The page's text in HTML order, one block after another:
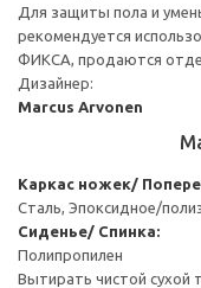
Для защиты пола и
рекомендуется
ФИКСА, продаются
Дизайнер:
Marcus Arvonen
Каркас ножек/
Сталь, Эпоксидное/
Сиденье/ Спинка:
Полипропилен
Вытирать чистой сухой